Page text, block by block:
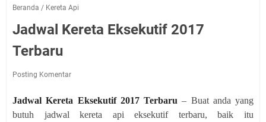
Beranda / Kereta Api
Jadwal Kereta Eksekutif 2017
Terbaru
Posting Komentar
Jadwal Kereta Eksekutif 2017 Terbaru – Buat anda yang
butuh jadwal kereta api eksekutif terbaru, baik itu